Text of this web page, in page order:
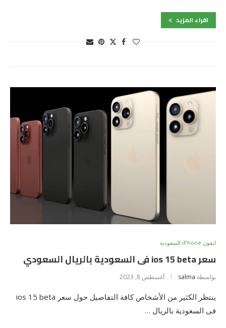
اقراء المزيد
ايفون iPhone السعودية
سعر ios 15 beta فى السعودية بالريال السعودي
بواسطة salma أغسطس 8, 2023
ينتظر الكثير من الأشخاص كافة التفاصيل حول سعر ios 15 beta
فى السعودية بالريال …